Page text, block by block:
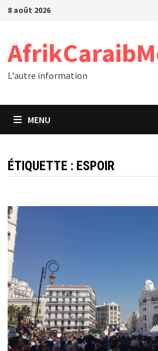
Passer
8 août 2026
L'autre information
MENU
ÉTIQUETTE : ESPOIR